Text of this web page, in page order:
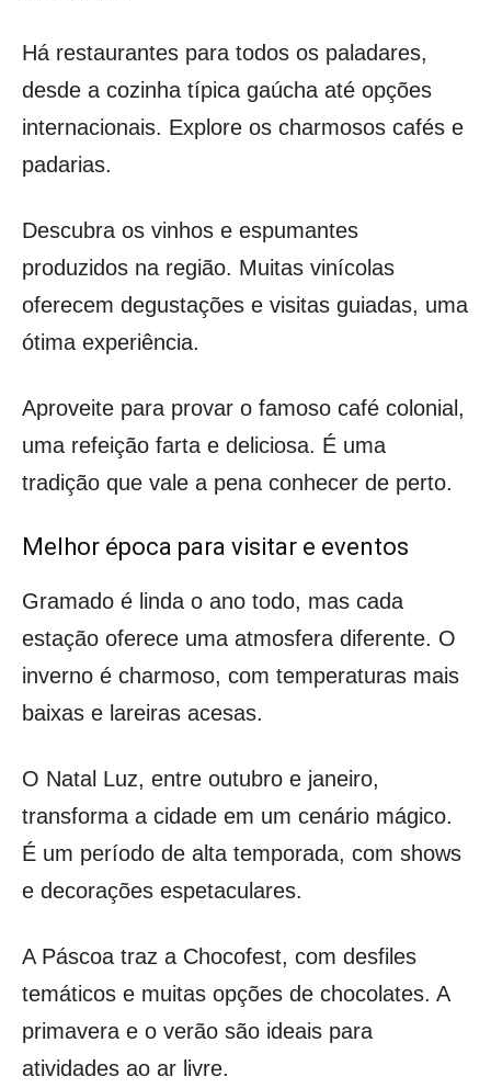
Há restaurantes para todos os paladares,
desde a cozinha típica gaúcha até opções
internacionais. Explore os charmosos cafés e
padarias.
Descubra os vinhos e espumantes
produzidos na região. Muitas vinícolas
oferecem degustações e visitas guiadas, uma
ótima experiência.
Aproveite para provar o famoso café colonial,
uma refeição farta e deliciosa. É uma
tradição que vale a pena conhecer de perto.
Melhor época para visitar e eventos
Gramado é linda o ano todo, mas cada
estação oferece uma atmosfera diferente. O
inverno é charmoso, com temperaturas mais
baixas e lareiras acesas.
O Natal Luz, entre outubro e janeiro,
transforma a cidade em um cenário mágico.
É um período de alta temporada, com shows
e decorações espetaculares.
A Páscoa traz a Chocofest, com desfiles
temáticos e muitas opções de chocolates. A
primavera e o verão são ideais para
atividades ao ar livre.